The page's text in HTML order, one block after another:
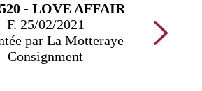
- LOVE AFFAIR
F. 25/02/2021
par La Motteraye
Consignment